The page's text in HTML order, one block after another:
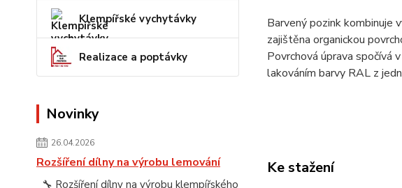
Klempířské vychytávky
Realizace a poptávky
Novinky
26.04.2026
Rozšíření dílny na výrobu lemování
🔧 Rozšíření dílny na výrobu klempířského
Barvený pozink kombinuje
zajištěna organickou
Povrchová úprava
lakováním barvy RAL z
Ke stažení